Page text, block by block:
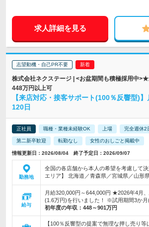
求人詳細を見る
志望動機・自己PR不要
株式会社ネクステージ | <お盆期間も積極採用中
448万円以上可
【来店対応・接客サポート(100％反響型)
120日
正社員 職種・業種未経験OK 上場 完全週休2
第二新卒歓迎 転勤なし 女性のおしごと掲載中
情報更新日：2026/08/04 終了予定日：2026/09/07
勤務地
全国の各店舗から本人の希望を考慮して
エリア】 北海道／青森県／宮城県／山形
給与
月給320,000円～644,000円 ★2026年4月
(1.6万円)を行いました！ ※試用期間3か月
初年度の年収： 448～901万円
【100％反響型の提案で無理な押し売り